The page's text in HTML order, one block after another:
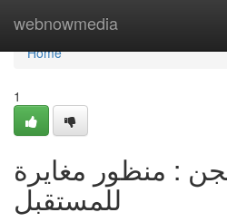
webnowmedia
Home
Home
1
: منظور مغايرة
للمستقبل